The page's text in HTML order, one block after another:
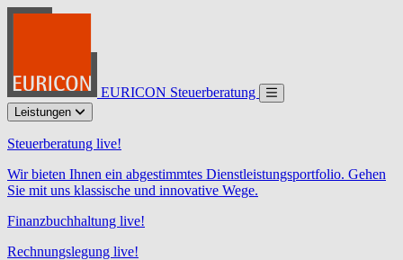
EURICON Steuerberatung
Leistungen
Steuerberatung live!
Wir bieten Ihnen ein abgestimmtes Dienstleistungsportfolio. Gehen
Sie mit uns klassische und innovative Wege.
Finanzbuchhaltung live!
Rechnungslegung live!